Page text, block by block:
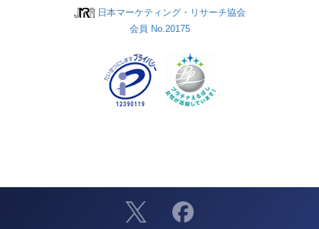
日本マーケティング・リサーチ協会
会員 No.20175